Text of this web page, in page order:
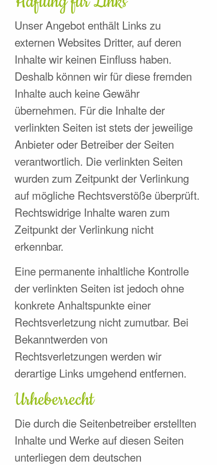
Unser Angebot enthält Links zu
externen Websites Dritter, auf deren
Inhalte wir keinen Einfluss haben.
Deshalb können wir für diese fremden
Inhalte auch keine Gewähr
übernehmen. Für die Inhalte der
verlinkten Seiten ist stets der jeweilige
Anbieter oder Betreiber der Seiten
verantwortlich. Die verlinkten Seiten
wurden zum Zeitpunkt der Verlinkung
auf mögliche Rechtsverstöße überprüft.
Rechtswidrige Inhalte waren zum
Zeitpunkt der Verlinkung nicht
erkennbar.
Eine permanente inhaltliche Kontrolle
der verlinkten Seiten ist jedoch ohne
konkrete Anhaltspunkte einer
Rechtsverletzung nicht zumutbar. Bei
Bekanntwerden von
Rechtsverletzungen werden wir
derartige Links umgehend entfernen.
Urheberrecht
Die durch die Seitenbetreiber erstellten
Inhalte und Werke auf diesen Seiten
unterliegen dem deutschen